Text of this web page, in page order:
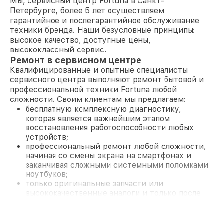
Петербурге, более 5 лет осуществляем
гарантийное и послегарантийное обслуживание
техники бренда. Наши безусловные принципы:
высокое качество, доступные цены,
высококлассный сервис.
Ремонт в сервисном центре
Квалифицированные и опытные специалисты
сервисного центра выполняют ремонт бытовой и
профессиональной техники Fortuna любой
сложности. Своим клиентам мы предлагаем:
бесплатную комплексную диагностику,
которая является важнейшим этапом
восстановления работоспособности любых
устройств;
профессиональный ремонт любой сложности,
начиная со смены экрана на смартфонах и
заканчивая сложными системными поломками
ноутбуков;
только оригинальные запчасти или